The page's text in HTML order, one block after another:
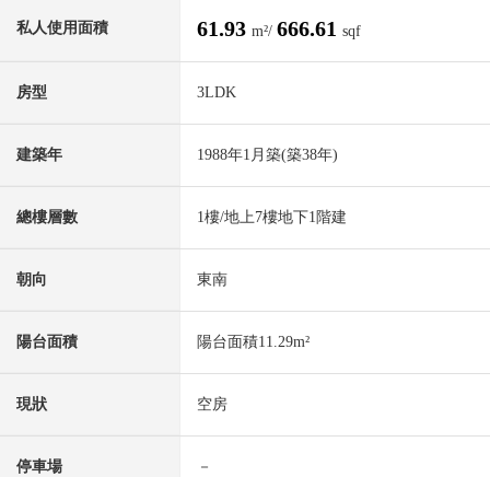
私人使用面積 61.93 m²/ 666.61 sqf
房型 3LDK
建築年 1988年1月築(築38年)
總樓層數 1樓/地上7樓地下1階建
朝向 東南
陽台面積 陽台面積11.29m²
現狀 空房
停車場 －